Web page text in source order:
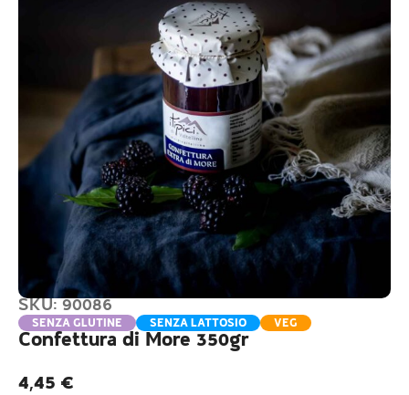
SKU: 90086
SENZA GLUTINE SENZA LATTOSIO VEG
Confettura di More 350gr
4,45 €